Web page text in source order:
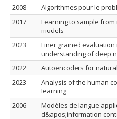
2008
Algorithmes pour le
2017
Learning to sample
models
2023
Finer grained
understanding of deep
2022
Autoencoders for
2023
Analysis of the human
learning
2006
Modèles de langue
d&apos;information